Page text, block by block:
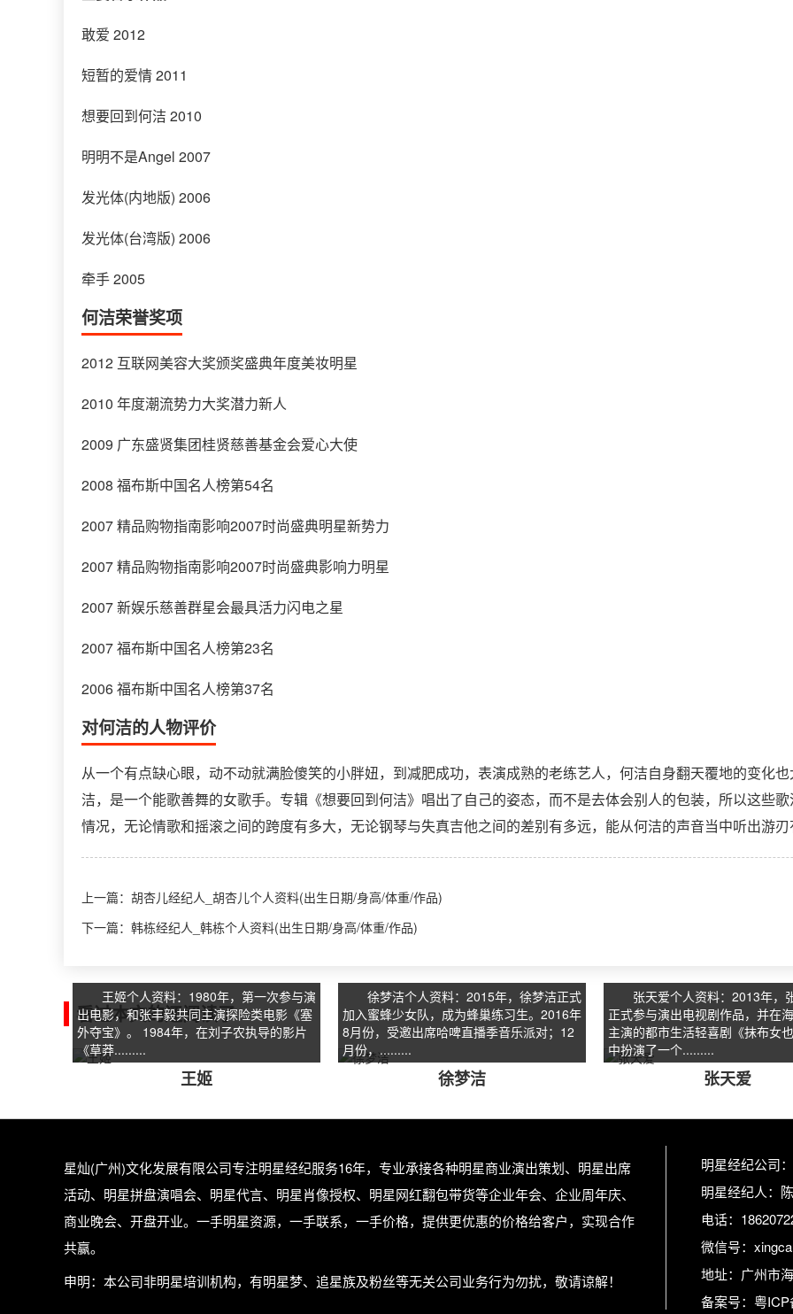
敢爱 2012
短暂的爱情 2011
想要回到何洁 2010
明明不是Angel 2007
发光体(内地版) 2006
发光体(台湾版) 2006
牵手 2005
何洁荣誉奖项
2012 互联网美容大奖颁奖盛典年度美妆明星
2010 年度潮流势力大奖潜力新人
2009 广东盛贤集团桂贤慈善基金会爱心大使
2008 福布斯中国名人榜第54名
2007 精品购物指南影响2007时尚盛典明星新势力
2007 精品购物指南影响2007时尚盛典影响力明星
2007 新娱乐慈善群星会最具活力闪电之星
2007 福布斯中国名人榜第23名
2006 福布斯中国名人榜第37名
对何洁的人物评价
从一个有点缺心眼，动不动就满脸傻笑的小胖妞，到减肥成功，表演成熟的老练艺人，何洁自身翻天覆地的变化
洁，是一个能歌善舞的女歌手。专辑《想要回到何洁》唱出了自己的姿态，而不是去体会别人的包装，所以这些
情况，无论情歌和摇滚之间的跨度有多大，无论钢琴与失真吉他之间的差别有多远，能从何洁的声音当中听出游刃
上一篇： 胡杏儿经纪人_胡杏儿个人资料(出生日期/身高/体重/作品)
下一篇： 韩栋经纪人_韩栋个人资料(出生日期/身高/体重/作品)
看过本文的还阅读了
王姬个人资料：1980年，第一次参与演
出电影，和张丰毅共同主演探险类电影《塞
外夺宝》。 1984年，在刘子农执导的影片
《草莽.........
王姬
徐梦洁个人资料：2015年，徐梦洁正式
加入蜜蜂少女队，成为蜂巢练习生。2016年
8月份，受邀出席哈啤直播季音乐派对；12
月份，.........
徐梦洁
张天爱个人资料：2013年，
正式参与演出电视剧作品，并在
主演的都市生活轻喜剧《抹布女
中扮演了一个.........
张天爱
星灿(广州)文化发展有限公司专注明星经纪服务16年，专业承接各种明星商业演出策划、明星出席
活动、明星拼盘演唱会、明星代言、明星肖像授权、明星网红翻包带货等企业年会、企业周年庆、
商业晚会、开盘开业。一手明星资源，一手联系，一手价格，提供更优惠的价格给客户，实现合作
共赢。
申明：本公司非明星培训机构，有明星梦、追星族及粉丝等无关公司业务行为勿扰，敬请谅解！
明星经纪公司
明星经纪人：
电话：
微信号：
地址：广州市
备案号： 粤ICP